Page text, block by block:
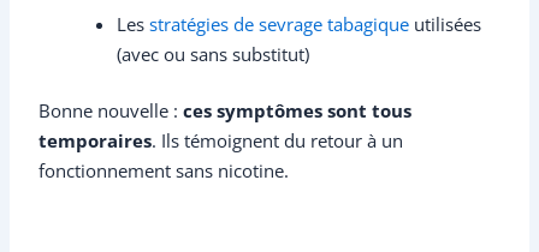
Lesstratégies de sevrage tabagique utilisées
(avec ou sans substitut)
Bonne nouvelle :ces symptômes sont tous
temporaires. Ils témoignent du retour à un
fonctionnement sans nicotine.